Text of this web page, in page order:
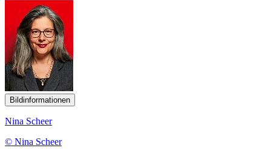
Bildinformationen
Nina Scheer
© Nina Scheer